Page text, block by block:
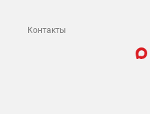
Контакты